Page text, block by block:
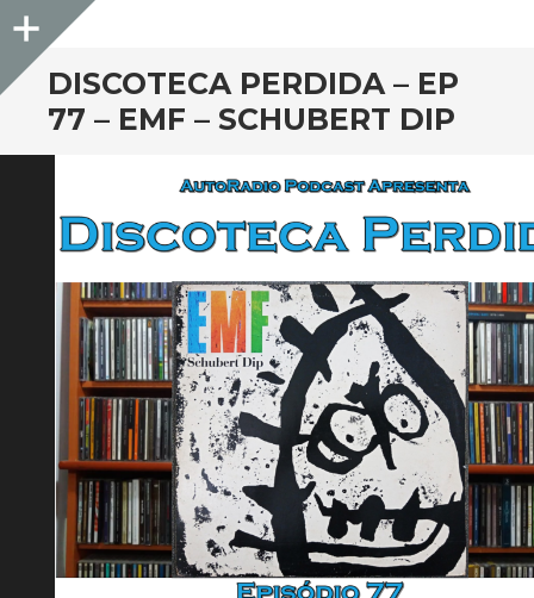
Sidebar
DISCOTECA PERDIDA – EP
77 – EMF – SCHUBERT DIP